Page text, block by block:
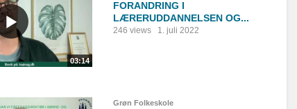
03:14
FORANDRING I
LÆRERUDDANNELSEN OG...
246 views 1. juli 2022
Grøn Folkeskole